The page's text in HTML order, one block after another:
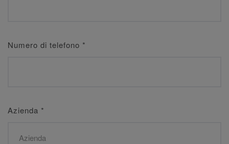
Numero di telefono *
Azienda *